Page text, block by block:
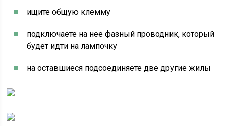
ищите общую клемму
подключаете на нее фазный проводник, который
будет идти на лампочку
на оставшиеся подсоединяете две другие жилы